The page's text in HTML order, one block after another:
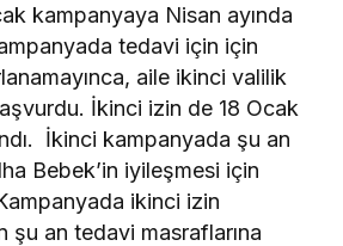
kampanyaya Nisan ayında
tedavi için için
aile ikinci valilik
İkinci izin de 18 Ocak
İkinci kampanyada şu an
Bebek’in iyileşmesi için
ikinci izin
şu an tedavi masraflarına